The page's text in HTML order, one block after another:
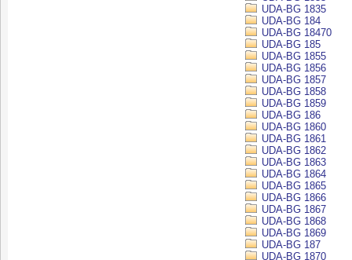
UDA-BG 1835
UDA-BG 184
UDA-BG 18470
UDA-BG 185
UDA-BG 1855
UDA-BG 1856
UDA-BG 1857
UDA-BG 1858
UDA-BG 1859
UDA-BG 186
UDA-BG 1860
UDA-BG 1861
UDA-BG 1862
UDA-BG 1863
UDA-BG 1864
UDA-BG 1865
UDA-BG 1866
UDA-BG 1867
UDA-BG 1868
UDA-BG 1869
UDA-BG 187
UDA-BG 1870